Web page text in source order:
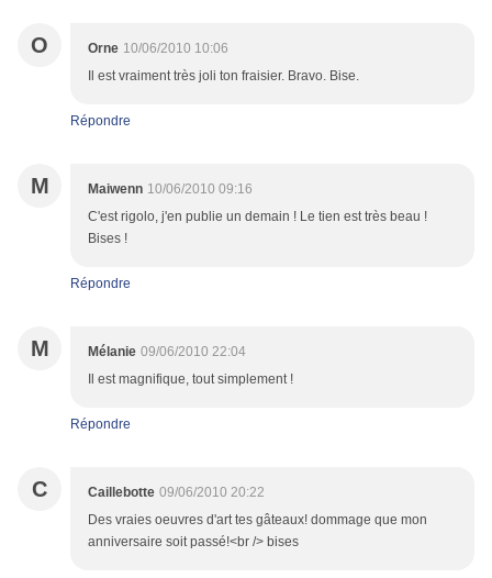
O Orne 10/06/2010 10:06
Il est vraiment très joli ton fraisier. Bravo. Bise.
Répondre
M Maiwenn 10/06/2010 09:16
C'est rigolo, j'en publie un demain ! Le tien est très beau !
Bises !
Répondre
M Mélanie 09/06/2010 22:04
Il est magnifique, tout simplement !
Répondre
C Caillebotte 09/06/2010 20:22
Des vraies oeuvres d'art tes gâteaux! dommage que mon
anniversaire soit passé!<br /> bises